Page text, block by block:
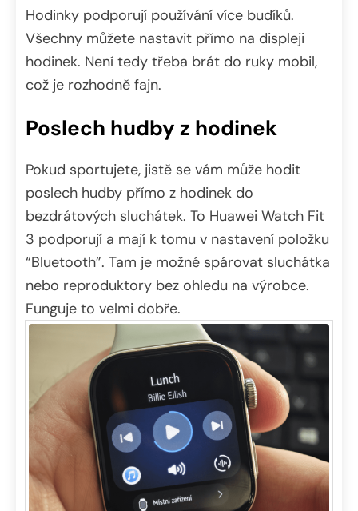
Hodinky podporují používání více budíků.
Všechny můžete nastavit přímo na displeji
hodinek. Není tedy třeba brát do ruky mobil,
což je rozhodně fajn.
Poslech hudby z hodinek
Pokud sportujete, jistě se vám může hodit
poslech hudby přímo z hodinek do
bezdrátových sluchátek. To Huawei Watch Fit
3 podporují a mají k tomu v nastavení položku
“Bluetooth”. Tam je možné spárovat sluchátka
nebo reproduktory bez ohledu na výrobce.
Funguje to velmi dobře.